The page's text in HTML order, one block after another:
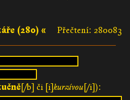
Přečtení: 280083
(280) «
[/b] či [i]kurzívou[/i]):